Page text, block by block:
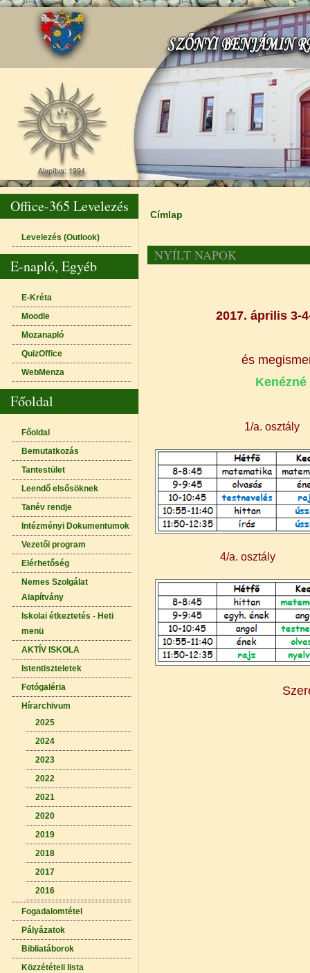
Office-365 Levelezés
Levelezés (Outlook)
E-napló, Egyéb
E-Kréta
Moodle
Mozanapló
QuizOffice
WebMenza
Főoldal
Főoldal
Bemutatkozás
Tantestület
Leendő elsősöknek
Tanév rendje
Intézményi Dokumentumok
Vezetői program
Elérhetőség
Nemes Szolgálat
Alapítvány
Iskolai étkeztetés - Heti
menü
AKTÍV ISKOLA
Istentiszteletek
Fotógaléria
Hírarchivum
2025
2024
2023
2022
2021
2020
2019
2018
2017
2016
Fogadalomtétel
Pályázatok
Bibliatáborok
Közzétételi lista
Jelenlegi hely
Címlap
NYÍLT NAPOK
2017. április 3-
és
1/a. osztály
4/a.